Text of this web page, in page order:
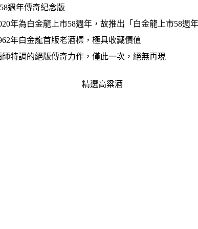
週年傳奇紀念版
年為白金龍上市58週年，故推出「白金龍上市58週
年白金龍首版老酒標，極具收藏價值
特調的絕版傳奇力作，僅此一次，絕無再現
精選高粱酒